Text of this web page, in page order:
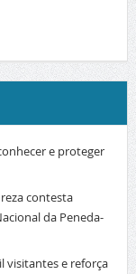
e proteger
contesta
da Peneda-
visitantes e reforça